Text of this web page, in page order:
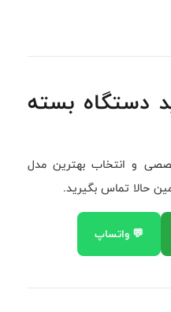
دستگاه بسته
و انتخاب بهترین مدل
حالا تماس بگیرید.
💬 واتساپ